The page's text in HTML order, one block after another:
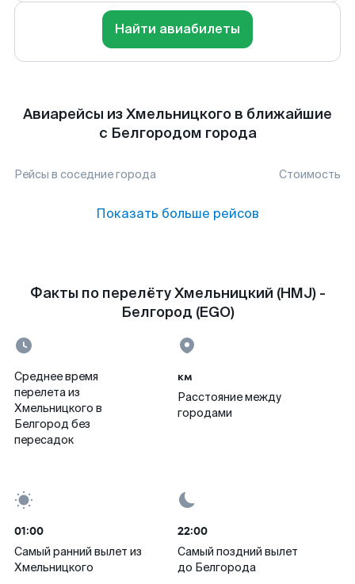
Найти авиабилеты
Авиарейсы из Хмельницкого в ближайшие
с Белгородом города
Рейсы в соседние города Стоимость
Показать больше рейсов
Факты по перелёту Хмельницкий (HMJ) -
Белгород (EGO)
Среднее время
перелета из
Хмельницкого в
Белгород без
пересадок
км
Расстояние между
городами
01:00
Самый ранний вылет из
Хмельницкого
22:00
Самый поздний вылет
до Белгорода